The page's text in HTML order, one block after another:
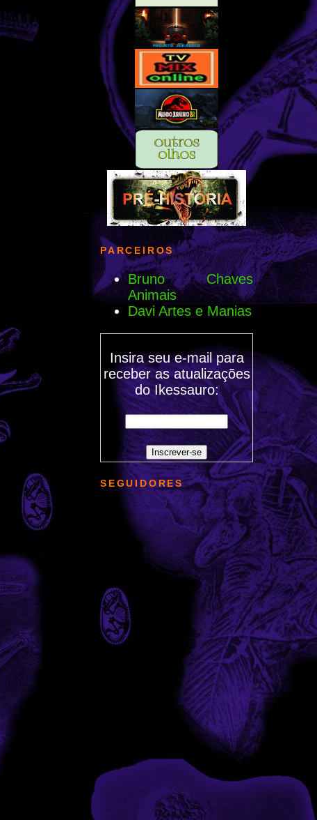
PARCEIROS
Bruno Chaves
Animais
Davi Artes e Manias
Insira seu e-mail para
receber as atualizações
do Ikessauro:
SEGUIDORES